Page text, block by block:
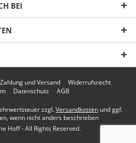
Felder sind Pflichtfelder.
BEI
Zahlung und Versand
Widerrufsrecht
Datenschutz AGB
zzgl.Versandkosten und ggf.
wenn nicht anders beschrieben
Hoff - All Rights Reserved.